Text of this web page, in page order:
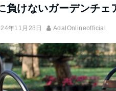
負けないガーデンチェ
年11月28日 AdalOnlineofficial